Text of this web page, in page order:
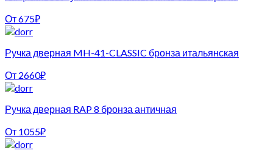
От675₽
Ручка дверная MH-41-CLASSIC бронза итальянская
От 2660₽
Ручка дверная RAP 8 бронза античная
От 1055₽